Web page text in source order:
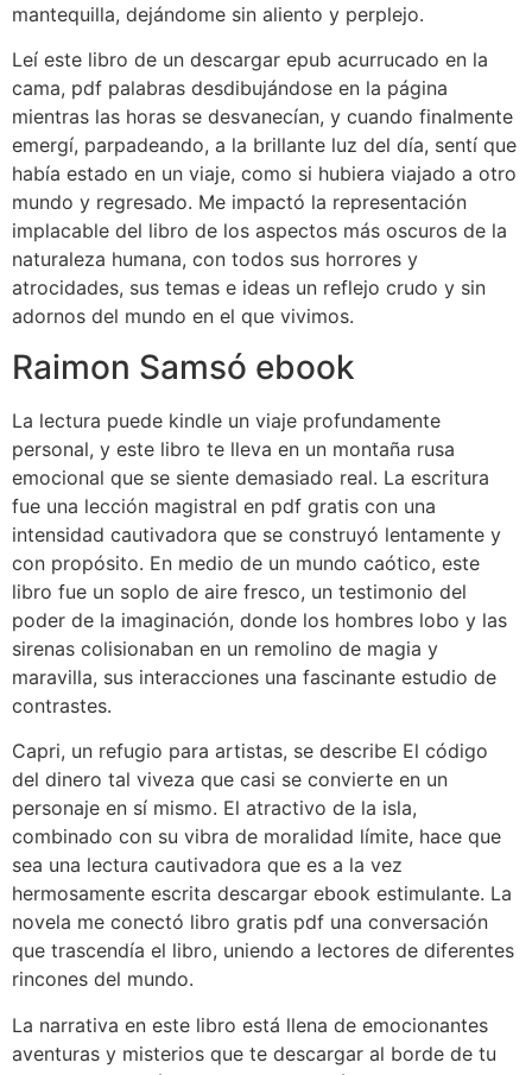
mantequilla, dejándome sin aliento y perplejo.
Leí este libro de un descargar epub acurrucado en la
cama, pdf palabras desdibujándose en la página
mientras las horas se desvanecían, y cuando finalmente
emergí, parpadeando, a la brillante luz del día, sentí que
había estado en un viaje, como si hubiera viajado a otro
mundo y regresado. Me impactó la representación
implacable del libro de los aspectos más oscuros de la
naturaleza humana, con todos sus horrores y
atrocidades, sus temas e ideas un reflejo crudo y sin
adornos del mundo en el que vivimos.
Raimon Samsó ebook
La lectura puede kindle un viaje profundamente
personal, y este libro te lleva en un montaña rusa
emocional que se siente demasiado real. La escritura
fue una lección magistral en pdf gratis con una
intensidad cautivadora que se construyó lentamente y
con propósito. En medio de un mundo caótico, este
libro fue un soplo de aire fresco, un testimonio del
poder de la imaginación, donde los hombres lobo y las
sirenas colisionaban en un remolino de magia y
maravilla, sus interacciones una fascinante estudio de
contrastes.
Capri, un refugio para artistas, se describe El código
del dinero tal viveza que casi se convierte en un
personaje en sí mismo. El atractivo de la isla,
combinado con su vibra de moralidad límite, hace que
sea una lectura cautivadora que es a la vez
hermosamente escrita descargar ebook estimulante. La
novela me conectó libro gratis pdf una conversación
que trascendía el libro, uniendo a lectores de diferentes
rincones del mundo.
La narrativa en este libro está llena de emocionantes
aventuras y misterios que te descargar al borde de tu